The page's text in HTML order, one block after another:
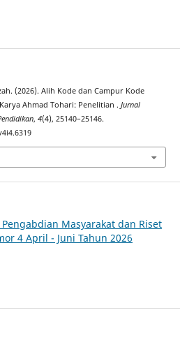
(2026). Alih Kode dan Campur Kode
Ahmad Tohari: Penelitian . Jurnal
, 4(4), 25140–25146.
Masyarakat dan Riset
4 April - Juni Tahun 2026